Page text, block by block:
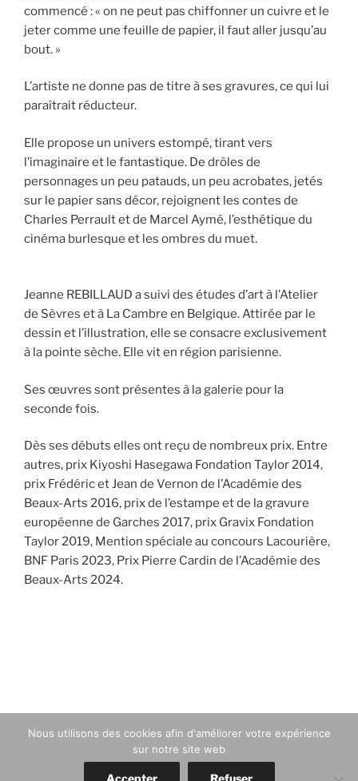
commencé : « on ne peut pas chiffonner un cuivre et le
jeter comme une feuille de papier, il faut aller jusqu’au
bout. »
L’artiste ne donne pas de titre à ses gravures, ce qui lui
paraîtrait réducteur.
Elle propose un univers estompé, tirant vers
l’imaginaire et le fantastique. De drôles de
personnages un peu patauds, un peu acrobates, jetés
sur le papier sans décor, rejoignent les contes de
Charles Perrault et de Marcel Aymé, l’esthétique du
cinéma burlesque et les ombres du muet.
Jeanne REBILLAUD a suivi des études d’art à l’Atelier
de Sèvres et à La Cambre en Belgique. Attirée par le
dessin et l’illustration, elle se consacre exclusivement
à la pointe sèche. Elle vit en région parisienne.
Ses œuvres sont présentes à la galerie pour la
seconde fois.
Dès ses débuts elles ont reçu de nombreux prix. Entre
autres, prix Kiyoshi Hasegawa Fondation Taylor 2014,
prix Frédéric et Jean de Vernon de l’Académie des
Beaux-Arts 2016, prix de l’estampe et de la gravure
européenne de Garches 2017, prix Gravix Fondation
Taylor 2019, Mention spéciale au concours Lacourière,
BNF Paris 2023, Prix Pierre Cardin de l’Académie des
Beaux-Arts 2024.
Nous utilisons des cookies afin d'améliorer votre expérience
sur notre site web
Accepter Refuser